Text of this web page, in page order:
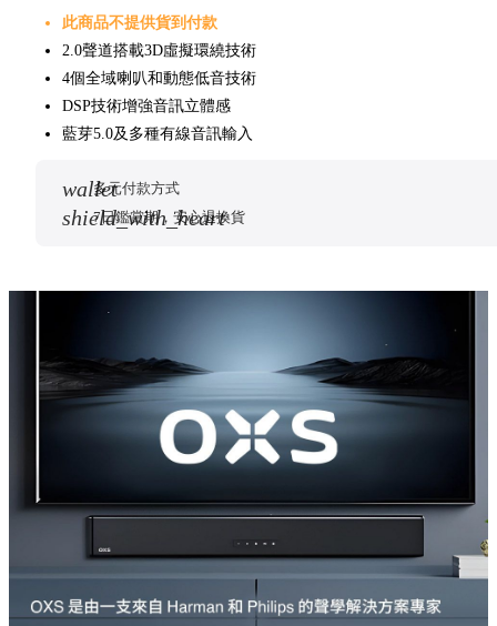
此商品不提供貨到付款
2.0聲道搭載3D虛擬環繞技術
4個全域喇叭和動態低音技術
DSP技術增強音訊立體感
藍芽5.0及多種有線音訊輸入
wallet多元付款方式
shield_with_heart
7日鑑賞期，安心退換貨